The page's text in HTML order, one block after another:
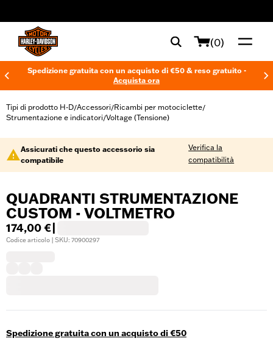
(0)
Spedizione gratuita con un acquisto di €50 & reso gratuito -
Acquista ora
Tipi di prodotto H-D/Accessori/Ricambi per motociclette/
Strumentazione e indicatori/Voltage (Tensione)
Assicurati che questo accessorio sia
compatibile
Verifica la
compatibilità
QUADRANTI STRUMENTAZIONE
CUSTOM - VOLTMETRO
174,00 €
Codice articolo | SKU: 70900297
Spedizione gratuita con un acquisto di €50